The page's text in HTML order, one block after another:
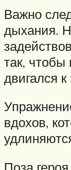
Важно
дыхания.
так, чтобы
двигался
вдохов,